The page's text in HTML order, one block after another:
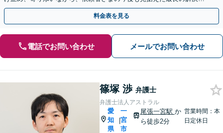
向け真摯に対応します【名古屋城駅5分】【初回相談無料】
料金表を見る
電話でお問い合わせ メールでお問い合わせ
篠塚 渉 弁護士
弁護士法人アストラル
愛
知
県
|
一
宮
市
尾張一宮駅 か
ら徒歩2分
営業時間：本
日定休日